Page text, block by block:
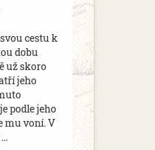
cestu k
dobu
už skoro
jeho
podle jeho
mu voní. V